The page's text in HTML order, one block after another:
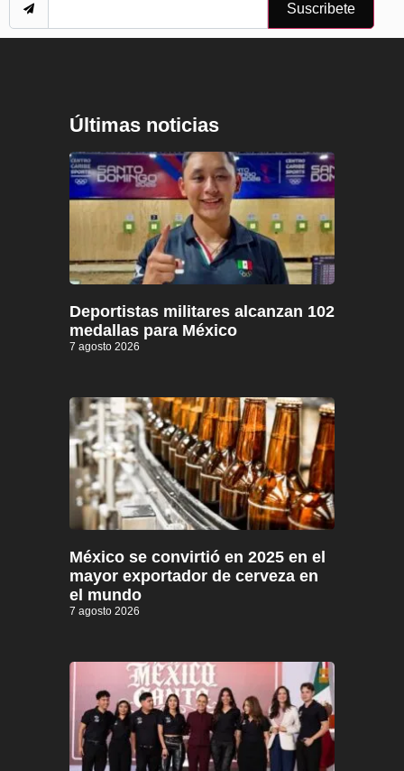
Suscribete
Últimas noticias
Deportistas militares alcanzan 102
medallas para México
7 agosto 2026
México se convirtió en 2025 en el
mayor exportador de cerveza en
el mundo
7 agosto 2026